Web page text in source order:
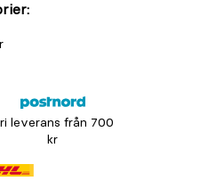
leverans från 700
kr